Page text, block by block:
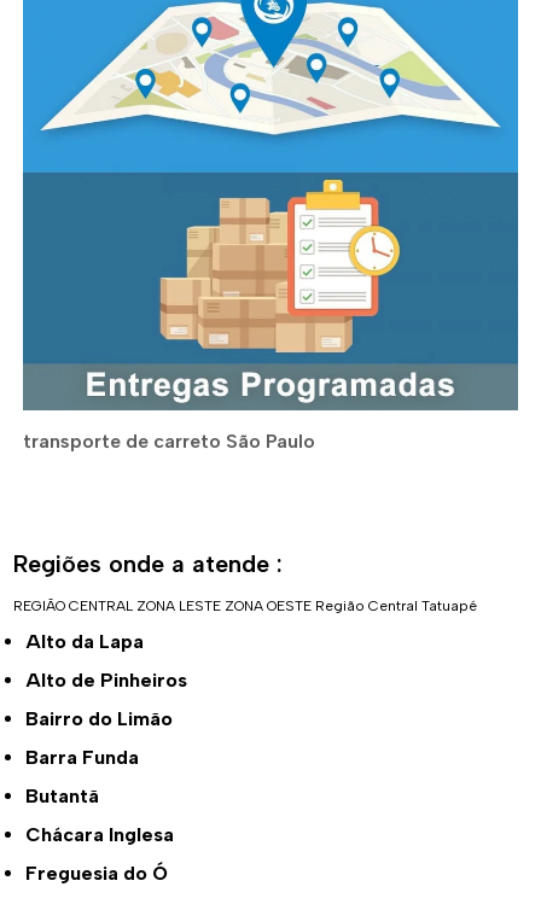
transporte de carreto São Paulo
Regiões onde a atende :
REGIÃO CENTRAL ZONA LESTE ZONA OESTE Região Central Tatuapé
Alto da Lapa
Alto de Pinheiros
Bairro do Limão
Barra Funda
Butantã
Chácara Inglesa
Freguesia do Ó